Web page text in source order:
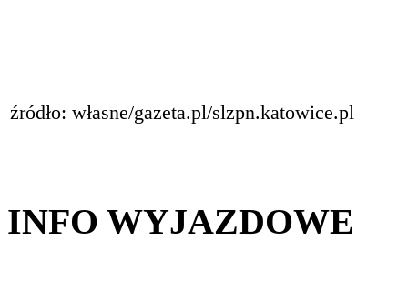
źródło: własne/gazeta.pl/slzpn.katowice.pl
INFO WYJAZDOWE